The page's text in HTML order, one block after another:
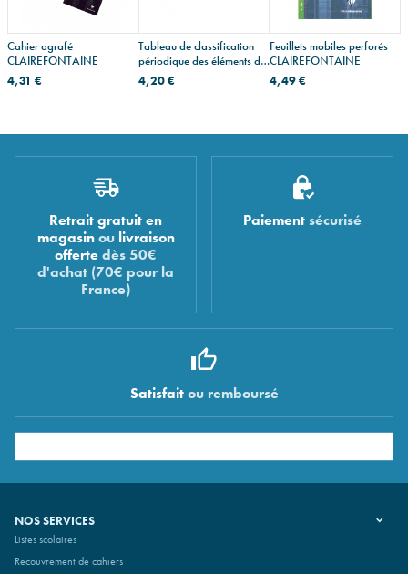
Cahier agrafé
CLAIREFONTAINE
4,31 €
Tableau de classification
périodique des éléments de
Mendeleïev
4,20 €
Feuillets mobiles perforés
CLAIREFONTAINE
4,49 €
Retrait gratuit en
magasinou livraison
offerte dès 50€
d'achat (70€ pour la
France)
Paiement sécurisé
Satisfaitou remboursé
NOS SERVICES
Listes scolaires
Recouvrement de cahiers